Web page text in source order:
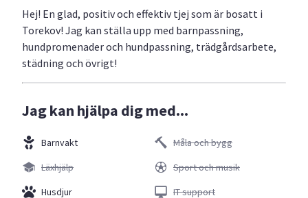
Hej! En glad, positiv och effektiv tjej som är bosatt i
Torekov! Jag kan ställa upp med barnpassning,
hundpromenader och hundpassning, trädgårdsarbete,
städning och övrigt!
Jag kan hjälpa dig med...
Barnvakt
Läxhjälp
Husdjur
Måla och bygg
Sport och musik
IT support